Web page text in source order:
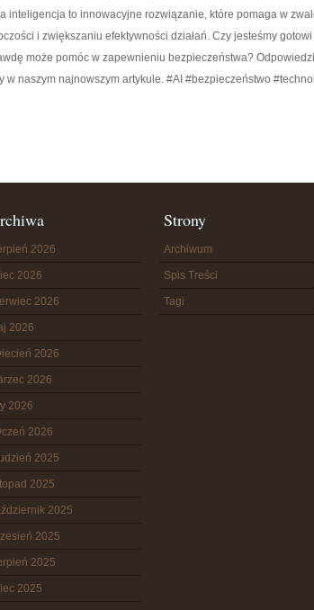
inteligencja to innowacyjne rozwiązanie, które pomaga w
i zwiększaniu efektywności działań. Czy jesteśmy
może pomóc w zapewnieniu bezpieczeństwa?
w naszym najnowszym artykule. #AI #bezpieczeństwo
2026
2026
2026
2026
2026
2026
2026
2026
2025
2025
2025
2025
2025
2025
Strony
Archiwum
Spis Treści
Tagi